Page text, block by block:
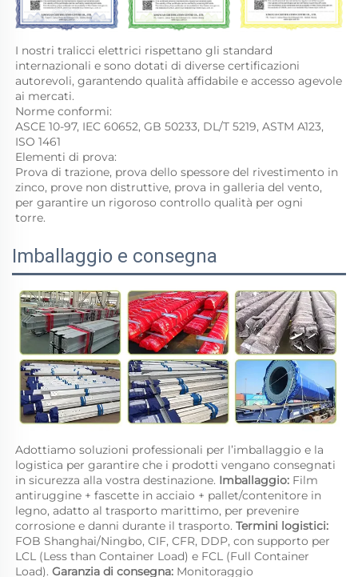
I nostri tralicci elettrici rispettano gli standard
internazionali e sono dotati di diverse certificazioni
autorevoli, garantendo qualità affidabile e accesso agevole
ai mercati.
Norme conformi:
ASCE 10-97, IEC 60652, GB 50233, DL/T 5219, ASTM A123,
ISO 1461
Elementi di prova:
Prova di trazione, prova dello spessore del rivestimento in
zinco, prove non distruttive, prova in galleria del vento,
per garantire un rigoroso controllo qualità per ogni
torre.
Imballaggio e consegna
Adottiamo soluzioni professionali per l’imballaggio e la
logistica per garantire che i prodotti vengano consegnati
in sicurezza alla vostra destinazione. Imballaggio: Film
antiruggine + fascette in acciaio + pallet/contenitore in
legno, adatto al trasporto marittimo, per prevenire
corrosione e danni durante il trasporto.
FOB Shanghai/Ningbo, CIF, CFR, DDP, con supporto per
LCL (Less than Container Load) e FCL (Full Container
Load). Garanzia di consegna: Monitoraggio